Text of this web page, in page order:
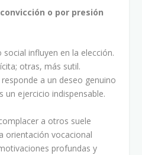
o por presión
influyen en la elección.
otras, más sutil.
a un deseo genuino
un ejercicio indispensable.
a otros suele
orientación vocacional
profundas y